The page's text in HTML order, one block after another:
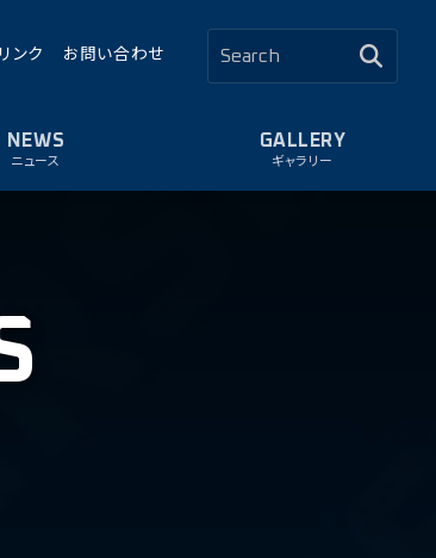
ニュース ギャラリー
リンク お問い合わせ